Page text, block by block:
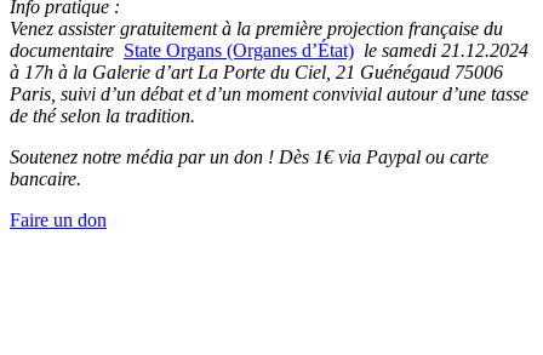
Info pratique :
Venez assister gratuitement à la première projection française du
documentaire State Organs (Organes d’État) le samedi 21.12.2024
à 17h à la Galerie d’art La Porte du Ciel, 21 Guénégaud 75006
Paris, suivi d’un débat et d’un moment convivial autour d’une tasse
de thé selon la tradition.
Soutenez notre média par un don ! Dès 1€ via Paypal ou carte
bancaire.
Faire un don